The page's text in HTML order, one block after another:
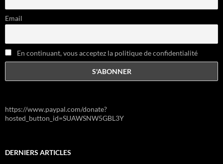
Email
En continuant, vous acceptez la politique de confidentialité
https://www.paypal.com/donate?
hosted_button_id=SUAWSNW5GBL3Y
DERNIERS ARTICLES